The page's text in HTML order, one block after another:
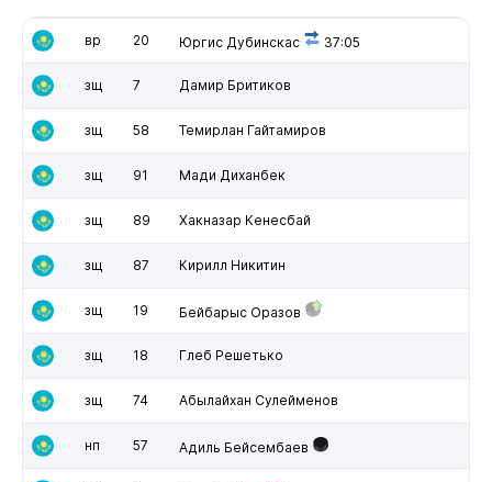
вр 20 Юргис Дубинскас 37:05
зщ 7 Дамир Бритиков
зщ 58 Темирлан Гайтамиров
зщ 91 Мади Диханбек
зщ 89 Хакназар Кенесбай
зщ 87 Кирилл Никитин
зщ 19 Бейбарыс Оразов
зщ 18 Глеб Решетько
зщ 74 Абылайхан Сулейменов
нп 57 Адиль Бейсембаев